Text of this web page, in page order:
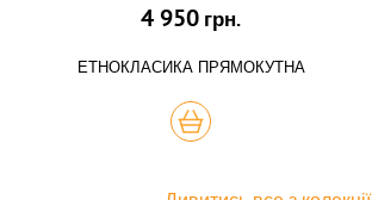
4 950 грн.
ЕТНОКЛАСИКА ПРЯМОКУТНА
КУПИТЬ